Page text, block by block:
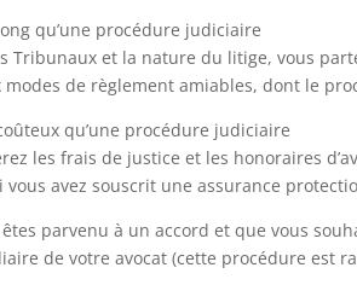
qu’une procédure judiciaire
Tribunaux et la nature du litige, vous
modes de règlement amiables, dont le
qu’une procédure judiciaire
les frais de justice et les honoraires
vous avez souscrit une assurance
êtes parvenu à un accord et que vous
de votre avocat (cette procédure est